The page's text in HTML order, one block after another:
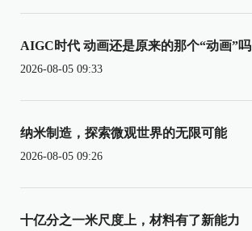
AIGC时代 动画还是原来的那个“动画”吗
2026-08-05 09:33
纳米制造，探索微观世界的无限可能
2026-08-05 09:26
十亿分之一米尺度上，材料有了新能力